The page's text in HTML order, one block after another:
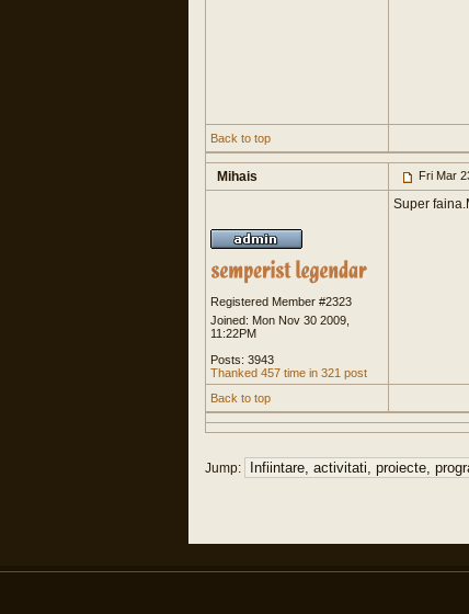
Back to top
Mihais Fri Mar
Registered Member #2323
Joined: Mon Nov 30 2009,
11:22PM
Posts: 3943
Thanked 457 time in 321 post
Super
Back to top
Jump: